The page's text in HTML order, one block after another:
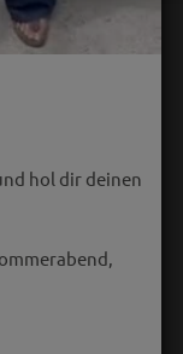
hol dir deinen